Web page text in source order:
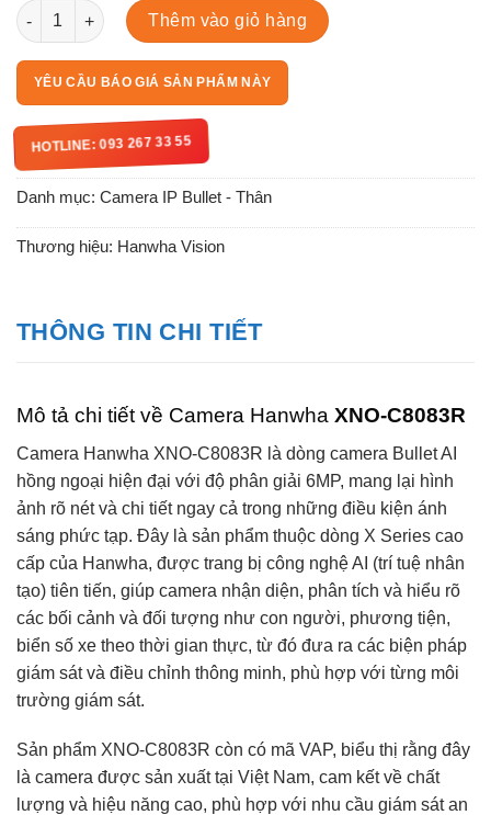
XNO-C8083R số lượng
Thêm vào giỏ hàng
YÊU CẦU BÁO GIÁ SẢN PHẨM NÀY
HOTLINE: 093 267 33 55
Danh mục: Camera IP Bullet - Thân
Thương hiệu: Hanwha Vision
THÔNG TIN CHI TIẾT
Mô tả chi tiết về Camera Hanwha XNO-C8083R
Camera Hanwha XNO-C8083R là dòng camera Bullet AI
hồng ngoại hiện đại với độ phân giải 6MP, mang lại hình
ảnh rõ nét và chi tiết ngay cả trong những điều kiện ánh
sáng phức tạp. Đây là sản phẩm thuộc dòng X Series cao
cấp của Hanwha, được trang bị công nghệ AI (trí tuệ nhân
tạo) tiên tiến, giúp camera nhận diện, phân tích và hiểu rõ
các bối cảnh và đối tượng như con người, phương tiện,
biển số xe theo thời gian thực, từ đó đưa ra các biện pháp
giám sát và điều chỉnh thông minh, phù hợp với từng môi
trường giám sát.
Sản phẩm XNO-C8083R còn có mã VAP, biểu thị rằng đây
là camera được sản xuất tại Việt Nam, cam kết về chất
lượng và hiệu năng cao, phù hợp với nhu cầu giám sát an